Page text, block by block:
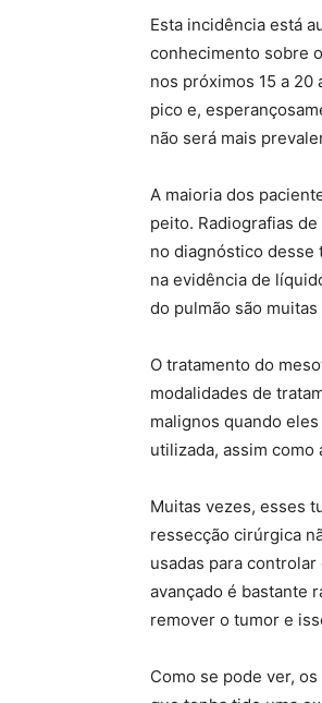
Esta incidência está
conhecimento sobre
nos próximos 15 a
pico e,
não será mais
A maioria dos
peito. Radiografias
no diagnóstico desse
na evidência de
do pulmão são
O tratamento do
modalidades de
malignos quando
utilizada, assim como
Muitas vezes, esses
ressecção cirúrgica
usadas para
avançado é bastante
remover o tumor e
Como se pode ver,